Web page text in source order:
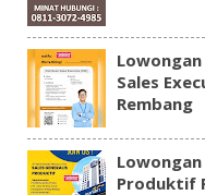
Sales
Rembang
Lowongan
Produktif